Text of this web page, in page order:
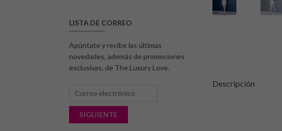
Descripción
LISTA DE CORREO
Apúntate y recibe las últimas
novedades, además de promociones
exclusivas, de The Luxury Love.